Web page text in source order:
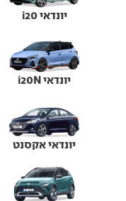
יונדאי i20
יונדאי i20N
יונדאי אקסנט